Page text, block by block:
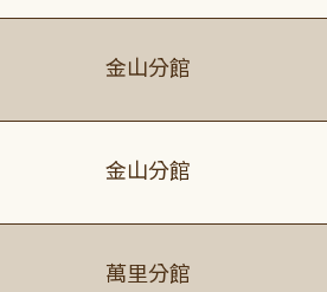
金山分館
金山分館
萬里分館